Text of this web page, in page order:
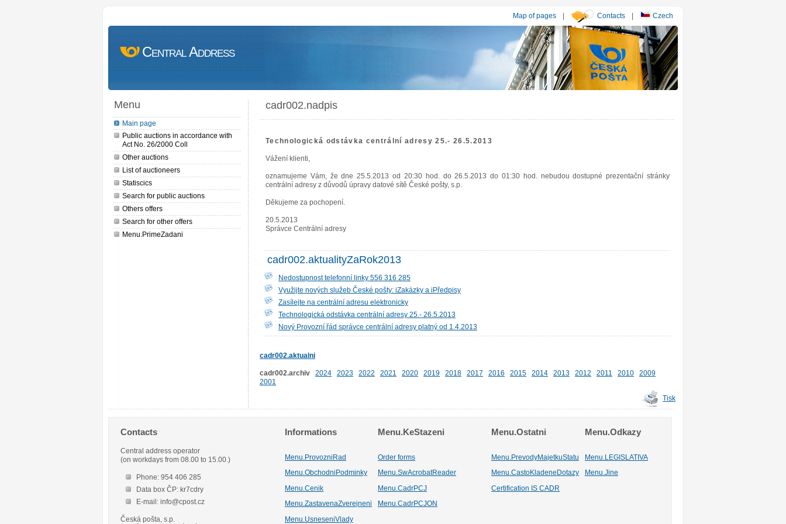
Map of pages | Contacts | Czech
Central Address
Menu
Main page
Public auctions in accordance with
Act No. 26/2000 Coll
Other auctions
List of auctioneers
Statiscics
Search for public auctions
Others offers
Search for other offers
Menu.PrimeZadani
cadr002.nadpis
Technologická odstávka centrální adresy 25.- 26.5.2013
Vážení klienti,
oznamujeme Vám, že dne 25.5.2013 od 20:30 hod. do 26.5.2013 do 01:30 hod. nebudou dostupné prezentační stránky
centrální adresy z důvodů úpravy datové sítě České pošty, s.p.
Děkujeme za pochopení.
20.5.2013
Správce Centrální adresy
cadr002.aktualityZaRok2013
Nedostupnost telefonní linky 556 316 285
Využijte nových služeb České pošty: iZakázky a iPředpisy
Zasílejte na centrální adresu elektronicky
Technologická odstávka centrální adresy 25.- 26.5.2013
Nový Provozní řád správce centrální adresy platný od 1.4.2013
cadr002.aktualni
cadr002.archiv 2024 2023 2022 2021 2020 2019 2018 2017 2016 2015 2014 2013 2012 2011 2010
2009
2001
Tisk
Contacts
Central address operator
(on workdays from 08.00 to 15.00.)
Phone: 954 406 285
Data box ČP: kr7cdry
E-mail: info@cpost.cz
Česká pošta, s.p.
Informations Menu.KeStazeni Menu.Ostatni Menu.Odkazy
Menu.ProvozniRad Order forms Menu.PrevodyMajetkuStatu
Menu.LEGISLATIVA
Menu.ObchodniPodminky
Menu.SwAcrobatReader Menu.CastoKladeneDotazy Menu.Jine
Menu.Cenik Menu.CadrPCJ
Certification IS CADR
Menu.ZastavenaZverejneni
Menu.CadrPCJON
Menu.UsneseniVlady